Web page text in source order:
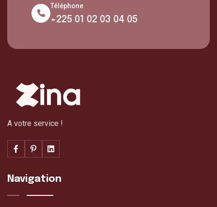
Téléphone
+225 01 02 03 04 05
A votre service !
Navigation